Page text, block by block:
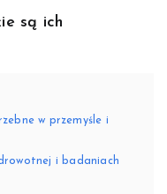
są ich
w przemyśle i
i badaniach